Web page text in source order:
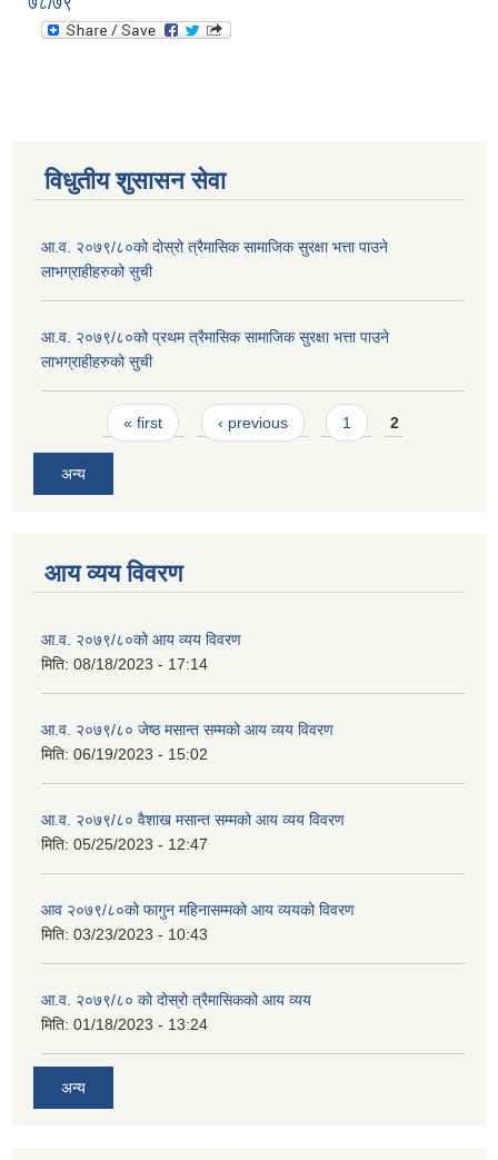
विधुतीय शुसासन सेवा
आ.व. २०७९/८०को दोस्रो त्रैमासिक सामाजिक सुरक्षा भत्ता पाउने
लाभग्राहीहरुको सुची
आ.व. २०७९/८०को प्रथम त्रैमासिक सामाजिक सुरक्षा भत्ता पाउने
लाभग्राहीहरुको सुची
Pages« first ‹ previous 1 2
अन्य
आय व्यय विवरण
आ.व. २०७९/८०को आय व्यय विवरण
मिति: 08/18/2023 - 17:14
आ.व. २०७९/८० जेष्ठ मसान्त सम्मको आय व्यय विवरण
मिति: 06/19/2023 - 15:02
आ.व. २०७९/८० वैशाख मसान्त सम्मको आय व्यय विवरण
मिति: 05/25/2023 - 12:47
आव २०७९/८०को फागुन महिनासम्मको आय व्ययको विवरण
मिति: 03/23/2023 - 10:43
आ.व. २०७९/८० को दोस्रो त्रैमासिकको आय व्यय
मिति: 01/18/2023 - 13:24
अन्य